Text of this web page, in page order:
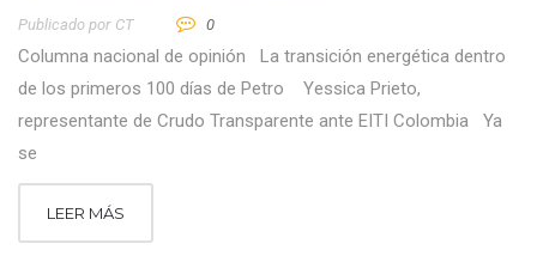
Publicado por CT 0
Columna nacional de opinión La transición energética dentro
de los primeros 100 días de Petro Yessica Prieto,
representante de Crudo Transparente ante EITI Colombia Ya
se
LEER MÁS